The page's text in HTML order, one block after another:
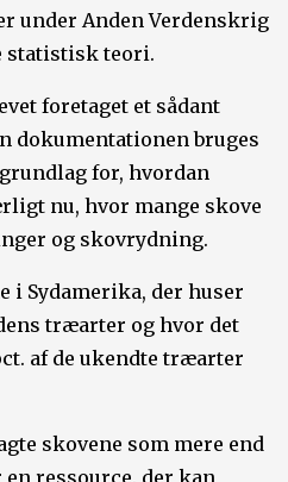
under Anden Verdenskrig
statistisk teori.
foretaget et sådant
dokumentationen bruges
for, hvordan
nu, hvor mange skove
og skovrydning.
i Sydamerika, der huser
træarter og hvor det
af de ukendte træarter
skovene som mere end
ressource, der kan